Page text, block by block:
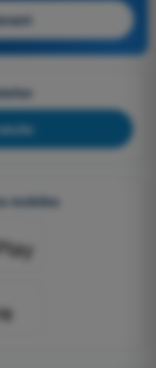
mobiles